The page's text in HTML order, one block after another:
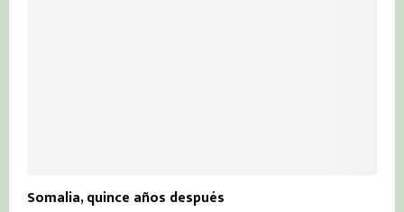
Somalia, quince años después